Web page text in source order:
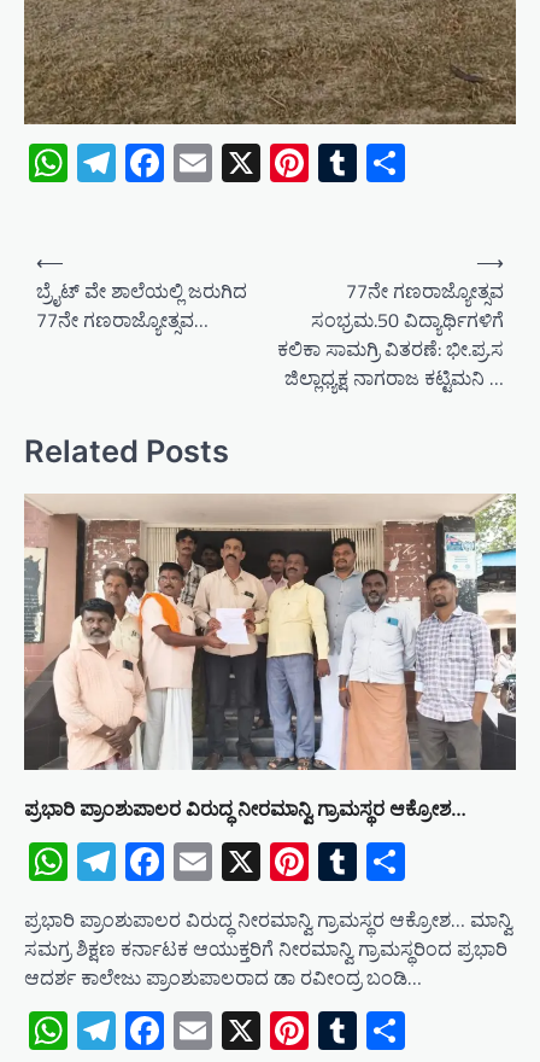
WhatsApp
Telegram
Facebook
Email
X Pinterest
Tumblr
a
i
g
a
t
i
o
n
⟵
ಬ್ರೈಟ್ ವೇ ಶಾಲೆಯಲ್ಲಿ ಜರುಗಿದ
77ನೇ ಗಣರಾಜ್ಯೋತ್ಸವ…
77ನೇ ಗಣರಾಜ್ಯೋತ್ಸವ
ಸಂಭ್ರಮ.50 ವಿದ್ಯಾರ್ಥಿಗಳಿಗೆ
ಕಲಿಕಾ ಸಾಮಗ್ರಿ ವಿತರಣೆ: ಭೀ.ಪ್ರ.ಸ
ಜಿಲ್ಲಾಧ್ಯಕ್ಷ ನಾಗರಾಜ ಕಟ್ಟಿಮನಿ …
⟶
Related Posts
ಪ್ರಭಾರಿ ಪ್ರಾಂಶುಪಾಲರ ವಿರುದ್ಧ ನೀರಮಾನ್ವಿ ಗ್ರಾಮಸ್ಥರ ಆಕ್ರೋಶ…
WhatsApp
Telegram
Facebook
Email
X Pinterest
Tumblr
ಪ್ರಭಾರಿ ಪ್ರಾಂಶುಪಾಲರ ವಿರುದ್ಧ ನೀರಮಾನ್ವಿ ಗ್ರಾಮಸ್ಥರ ಆಕ್ರೋಶ… ಮಾನ್ವಿ
ಸಮಗ್ರ ಶಿಕ್ಷಣ ಕರ್ನಾಟಕ ಆಯುಕ್ತರಿಗೆ ನೀರಮಾನ್ವಿ ಗ್ರಾಮಸ್ಥರಿಂದ ಪ್ರಭಾರಿ
ಆದರ್ಶ ಕಾಲೇಜು ಪ್ರಾಂಶುಪಾಲರಾದ ಡಾ ರವೀಂದ್ರ ಬಂಡಿ…
WhatsApp
Telegram
Facebook
Email
X Pinterest
Tumblr